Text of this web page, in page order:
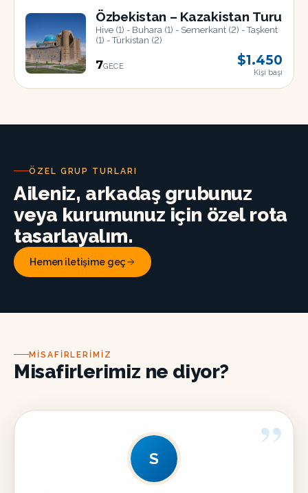
22
Özbekistan – Kazakistan Turu
Hive (1) - Buhara (1) - Semerkant (2) - Taşkent
(1) - Türkistan (2)
7GECE $1.450
Kişi başı
ÖZEL GRUP TURLARI
Aileniz, arkadaş grubunuz
veya kurumunuz için özel rota
tasarlayalım.
Hemen iletişime geç
MISAFIRLERIMIZ
Misafirlerimiz ne diyor?
”
S